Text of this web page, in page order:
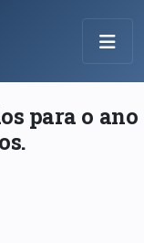
para o ano